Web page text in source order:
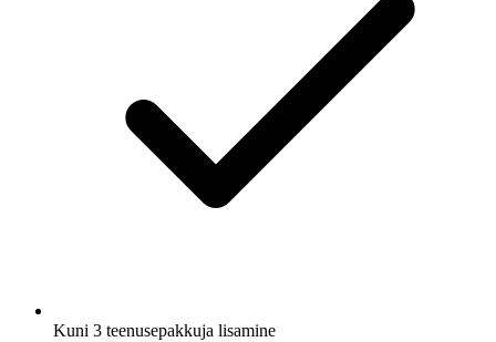
Kuni 3 teenusepakkuja lisamine